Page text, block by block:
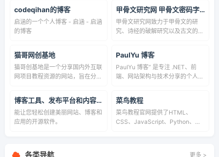
支持首页模块化布局和WP原生小
工具模块化首页可拖拽设置，让您
的网站设计体验更加舒适。同时支
持了高级筛选、自带会员生态系
需依赖插件即可实现。此外，主题
还支持卡密、充值、站内币、会
员、推广佣金、统计、自定义币
种、自定义会员标识、支持自定义
提供更加完整的解决方案。文档教
程地址：
https://ritheme.com/document/c
ategory/ripro-v5
codeqihan的博客
启涵的一个个人博客 - 启涵 - 启涵
的博客
甲骨文研究网 甲骨文密码字典 在线甲骨文字典研究 认路
甲骨文研究网致力于甲骨文的研
究、诗经的破解研究以及古文的破
参悟人生哲理,体察生命玄机。解
密古文国学经典，释读甲骨文字
典,汇编认路者国学经典语录,甲骨
测字命名学研究。人生若只如初见
经》取名大全,知识就是力量。
猫哥网创基地
猫哥创基地是一个分享国内外互联
网项目教程资源的网站，旨在分享
验,软件工具,资源,教程.
PaulYu 博客
PaulYu 博客” 是专注 .NET、前
端、网站架构与技术分享的个人技
Core 编程、前端开发流程、网站
运维部署、技术经验总结与工具推
荐，致力于为开发者、架构师和技
术爱好者提供高质量、实用的技术
博客工具、发布平台和内容管理系统 – WordPress.org China 简体中文
能让您轻松创建美丽网站、博客和
应用的开源软件。
菜鸟教程
菜鸟教程官网提供了HTML、
CSS、JavaScript、Python、
各类导航 更多 >